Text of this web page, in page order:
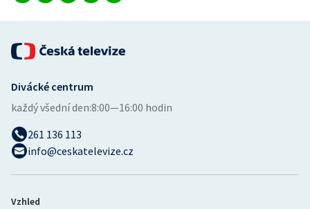
Divácké centrum
každý všední den:8:00—16:00 hodin
261 136 113
info@ceskatelevize.cz
Vzhled